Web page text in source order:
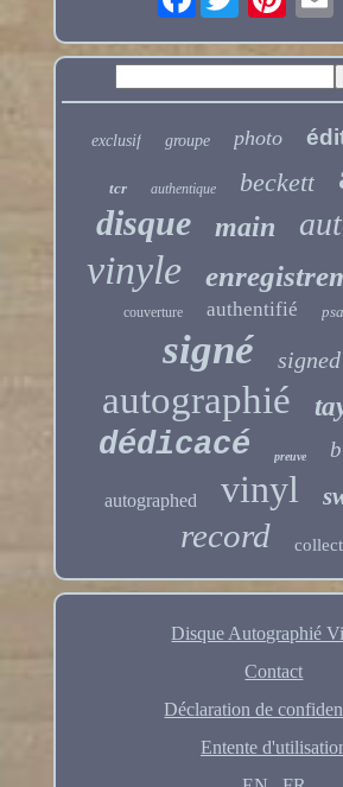
exclusif groupe photo
tcr authentique beckett
disque main
vinyle
couverture authentifié
signé signed
autographié
dédicacé preuve
autographed vinyl
record
Disque Autographié
Contact
Déclaration de
Entente